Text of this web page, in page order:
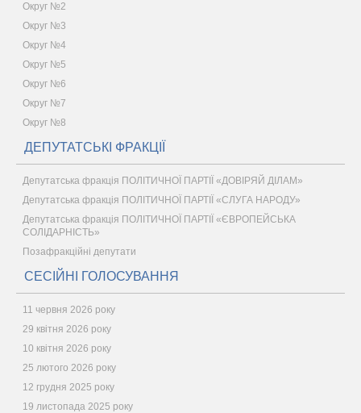
Округ №2
Округ №3
Округ №4
Округ №5
Округ №6
Округ №7
Округ №8
ДЕПУТАТСЬКІ ФРАКЦІЇ
Депутатська фракція ПОЛІТИЧНОЇ ПАРТІЇ «ДОВІРЯЙ ДІЛАМ»
Депутатська фракція ПОЛІТИЧНОЇ ПАРТІЇ «СЛУГА НАРОДУ»
Депутатська фракція ПОЛІТИЧНОЇ ПАРТІЇ «ЄВРОПЕЙСЬКА
СОЛІДАРНІСТЬ»
Позафракційні депутати
СЕСІЙНІ ГОЛОСУВАННЯ
11 червня 2026 року
29 квітня 2026 року
10 квітня 2026 року
25 лютого 2026 року
12 грудня 2025 року
19 листопада 2025 року